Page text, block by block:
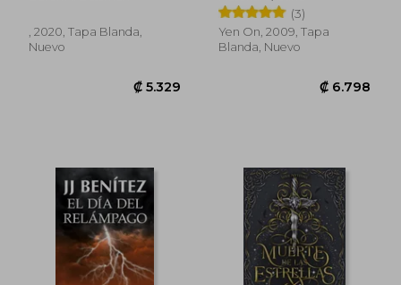
₡ 8.844
, 2020, Tapa Blanda,
Nuevo
(3)
Yen On, 2009, Tapa
Blanda, Nuevo